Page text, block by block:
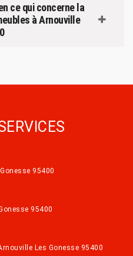
ce qui concerne la
à Arnouville
95400
95400
Les Gonesse 95400